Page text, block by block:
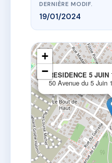
DERNIÈRE MODIF.
19/01/2024
RESIDENCE 5 JUIN
50 Avenue du 5 Juin
+
−